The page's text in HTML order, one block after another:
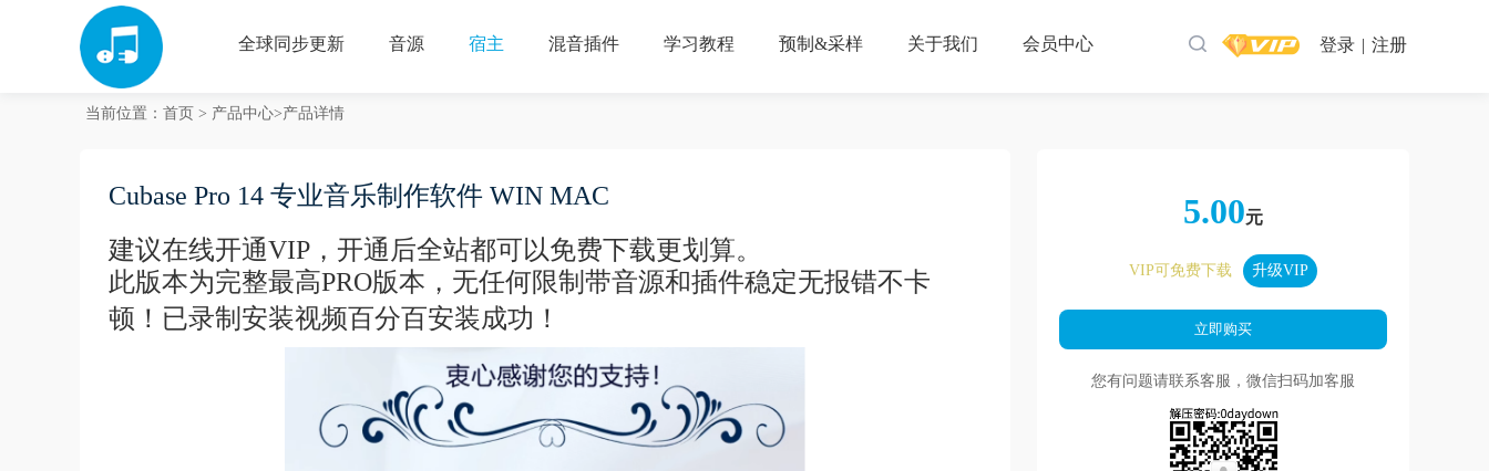
全球同步更新 音源 宿主 混音插件 学习教程 预制&采样 关于我们 会员中心 登录 | 注册
当前位置： 首页 > 产品中心>产品详情
Cubase Pro 14 专业音乐制作软件 WIN MAC
建议在线开通VIP，开通后全站都可以免费下载更划算。
此版本为完整最高PRO版本，无任何限制带音源和插件稳定无报错不卡
顿！已录制安装视频百分百安装成功！
5.00元
VIP可免费下载 升级VIP
您有问题请联系客服，微信扫码加客服